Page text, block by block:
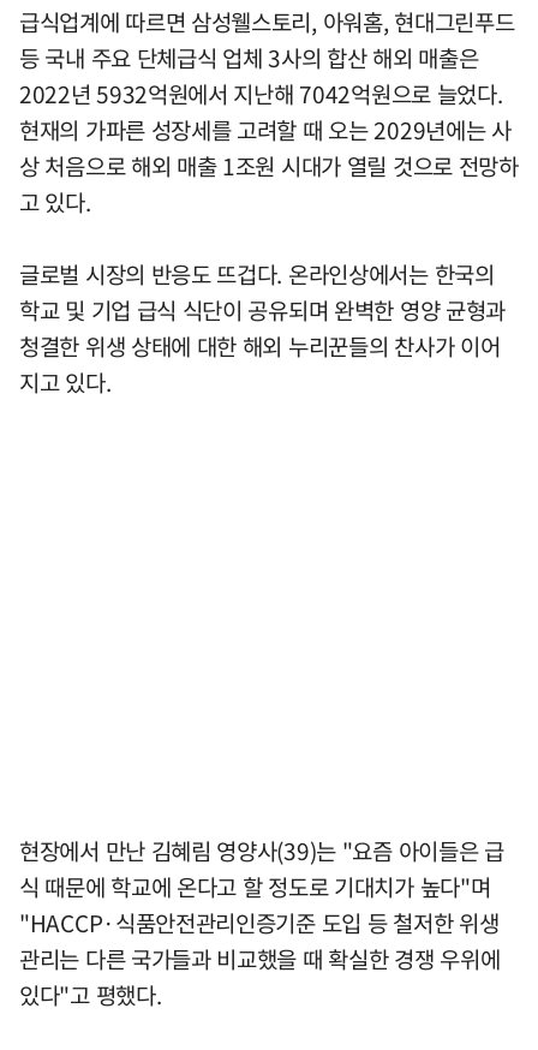
급식업계에 따르면 삼성웰스토리, 아워홈, 현대그린푸드
등 국내 주요 단체급식 업체 3사의 합산 해외 매출은
2022년 5932억원에서 지난해 7042억원으로 늘었다.
현재의 가파른 성장세를 고려할 때 오는 2029년에는 사
상 처음으로 해외 매출 1조원 시대가 열릴 것으로 전망하
고 있다.
글로벌 시장의 반응도 뜨겁다. 온라인상에서는 한국의
학교 및 기업 급식 식단이 공유되며 완벽한 영양 균형과
청결한 위생 상태에 대한 해외 누리꾼들의 찬사가 이어
지고 있다.
현장에서 만난 김혜림 영양사(39)는 "요즘 아이들은 급
식 때문에 학교에 온다고 할 정도로 기대치가 높다"며
"HACCP·식품안전관리인증기준 도입 등 철저한 위생
관리는 다른 국가들과 비교했을 때 확실한 경쟁 우위에
있다"고 평했다.